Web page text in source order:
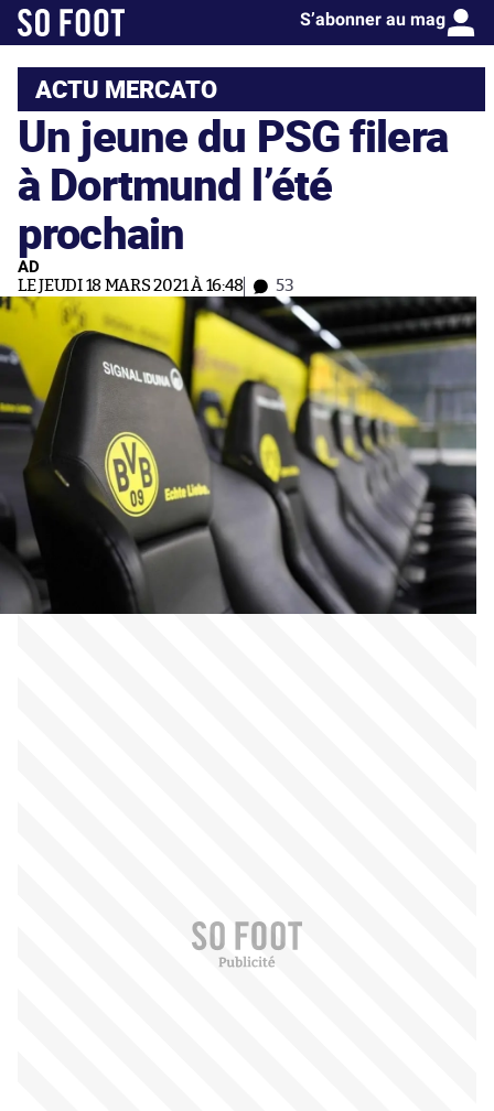
S’abonner au mag
ACTU MERCATO
Un jeune du PSG filera
à Dortmund l’été
prochain
AD
LE JEUDI 18 MARS 2021 À 16:48 53